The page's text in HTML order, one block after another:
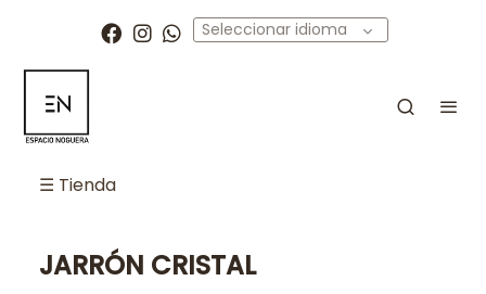
Seleccionar idioma
☰ Tienda
JARRÓN CRISTAL